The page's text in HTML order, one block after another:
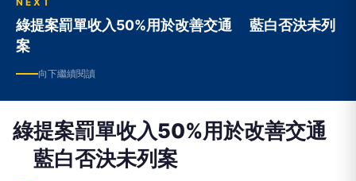
綠提案罰單收入50%用於改善交通 藍白否決未列
案
向下繼續閱讀
綠提案罰單收入50%用於改善交通
藍白否決未列案